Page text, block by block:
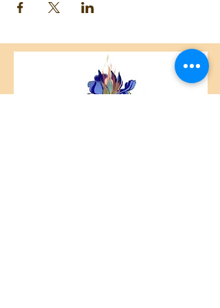
514-462-6805 ou 514-728-9622
Lundi 19h00 à 20h30
Durée : 10 semaines - 11 avril au 13 juin
Coût : 99 $ pour la session
ou 96 $ (rabais de 3$), si payé par